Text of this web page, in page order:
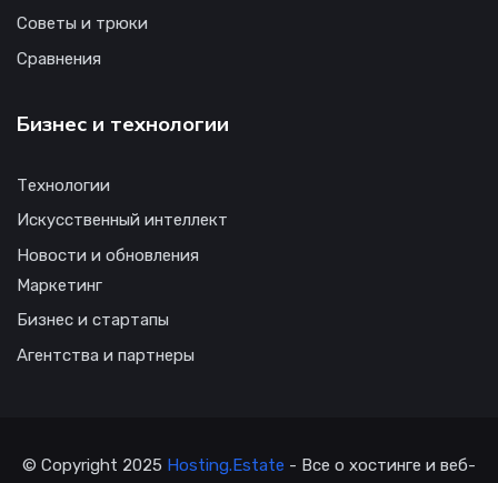
Советы и трюки
Сравнения
Бизнес и технологии
Технологии
Искусственный интеллект
Новости и обновления
Маркетинг
Бизнес и стартапы
Агентства и партнеры
© Copyright 2025 Hosting.Estate - Все о хостинге и веб-